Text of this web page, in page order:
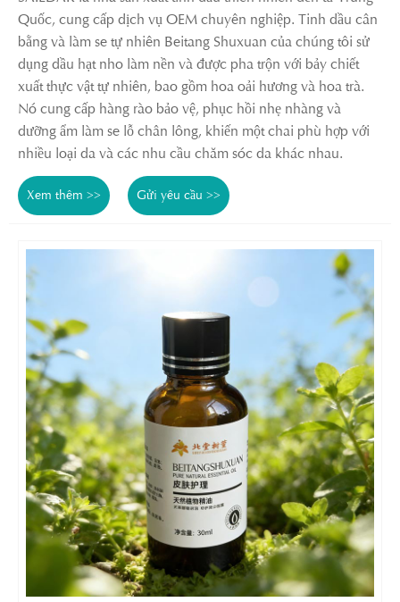
Quốc, cung cấp dịch vụ OEM chuyên nghiệp. Tinh dầu cân
bằng và làm se tự nhiên Beitang Shuxuan của chúng tôi sử
dụng dầu hạt nho làm nền và được pha trộn với bảy chiết
xuất thực vật tự nhiên, bao gồm hoa oải hương và hoa trà.
Nó cung cấp hàng rào bảo vệ, phục hồi nhẹ nhàng và
dưỡng ẩm làm se lỗ chân lông, khiến một chai phù hợp với
nhiều loại da và các nhu cầu chăm sóc da khác nhau.
Xem thêm >> Gửi yêu cầu >>